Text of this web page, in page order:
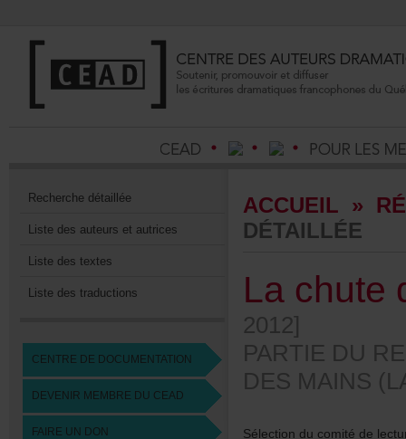
Recherchedétaillée
Listedesauteursetautrices
Listedestextes
Listedestraductions
CENTREDEDOCUMENTATION
DEVENIRMEMBREDUCEAD
FAIREUNDON
ACCUEIL »
DÉTAILLÉE
2012]